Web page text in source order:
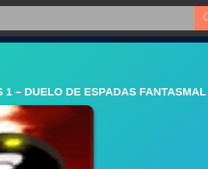
– DUELO DE ESPADAS FANTASMAL